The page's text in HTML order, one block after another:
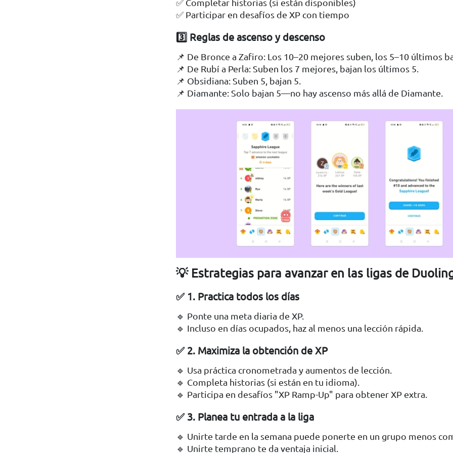
✅ Completar historias (si están disponibles)
✅ Participar en desafíos de XP con tiempo
3️⃣ Reglas de ascenso y descenso
📌 De Bronce a Zafiro: Los 10–20 mejores suben, los 5–10 últimos
📌 De Rubí a Perla: Suben los 7 mejores, bajan los últimos 5.
📌 Obsidiana: Suben 5, bajan 5.
📌 Diamante: Solo bajan 5—no hay ascenso más allá de Diamante.
💡 Estrategias para avanzar en las ligas de
✅ 1. Practica todos los días
🔹 Ponte una meta diaria de XP.
🔹 Incluso en días ocupados, haz al menos una lección rápida.
✅ 2. Maximiza la obtención de XP
🔹 Usa práctica cronometrada y aumentos de lección.
🔹 Completa historias (si están en tu idioma).
🔹 Participa en desafíos "XP Ramp-Up" para obtener XP extra.
✅ 3. Planea tu entrada a la liga
🔹 Unirte tarde en la semana puede ponerte en un grupo menos
🔹 Unirte temprano te da ventaja inicial.